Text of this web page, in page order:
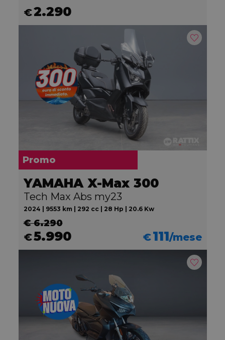
€2.290
Promo
YAMAHA X-Max 300
Tech Max Abs my23
2024 | 9553 km | 292 cc | 28 Hp | 20.6 Kw
€ 6.290
€5.990 €111/mese